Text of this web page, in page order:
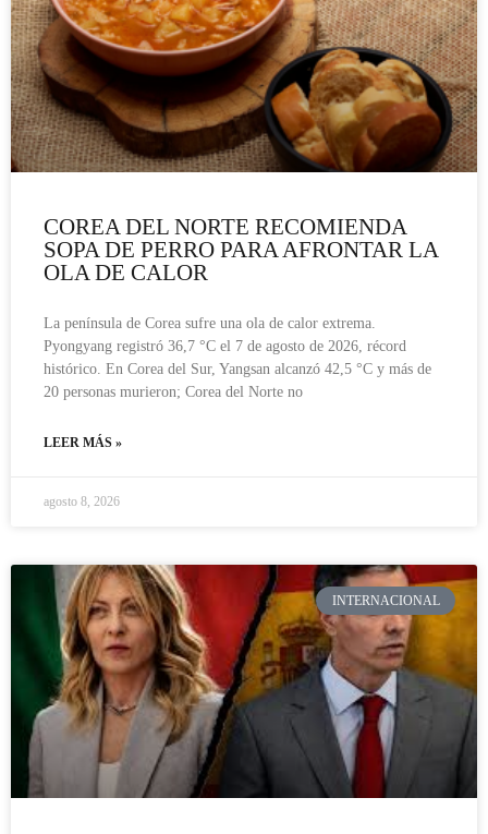
COREA DEL NORTE RECOMIENDA
SOPA DE PERRO PARA AFRONTAR LA
OLA DE CALOR
La península de Corea sufre una ola de calor extrema.
Pyongyang registró 36,7 °C el 7 de agosto de 2026, récord
histórico. En Corea del Sur, Yangsan alcanzó 42,5 °C y más de
20 personas murieron; Corea del Norte no
LEER MÁS »
agosto 8, 2026
INTERNACIONAL